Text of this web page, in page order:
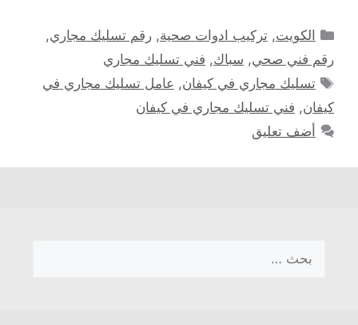
التصنيفات
الكويت,تركيب ادوات صحية,رقم تسليك مجاري,
رقم فني صحي, سباك, فني تسليك مجاري
الوسوم
تسليك مجاري في كيفان, عامل تسليك مجاري في
كيفان, فني تسليك مجاري في كيفان
أضف تعليق
عن: